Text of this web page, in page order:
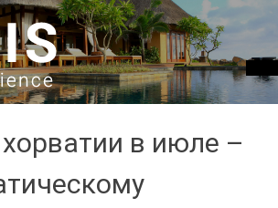
в июле –